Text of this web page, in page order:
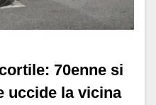
70enne si
uccide la vicina